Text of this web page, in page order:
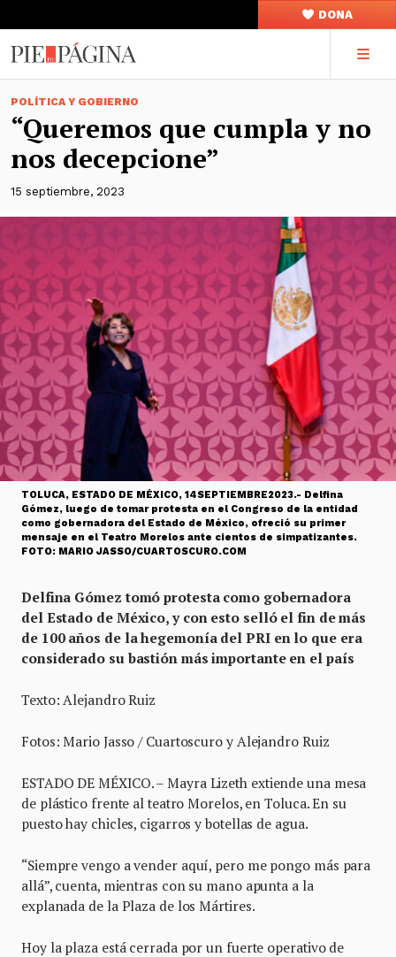
DONA
POLÍTICA Y GOBIERNO
“Queremos que cumpla y no
nos decepcione”
15 septiembre, 2023
TOLUCA, ESTADO DE MÉXICO, 14SEPTIEMBRE2023.- Delfina
Gómez, luego de tomar protesta en el Congreso de la entidad
como gobernadora del Estado de México, ofreció su primer
mensaje en el Teatro Morelos ante cientos de simpatizantes.
FOTO: MARIO JASSO/CUARTOSCURO.COM
Delfina Gómez tomó protesta como gobernadora
del Estado de México, y con esto selló el fin de más
de 100 años de la hegemonía del PRI en lo que era
considerado su bastión más importante en el país
Texto: Alejandro Ruiz
Fotos: Mario Jasso / Cuartoscuro y Alejandro Ruiz
ESTADO DE MÉXICO. – Mayra Lizeth extiende una mesa
de plástico frente al teatro Morelos, en Toluca. En su
puesto hay chicles, cigarros y botellas de agua.
“Siempre vengo a vender aquí, pero me pongo más para
allá”, cuenta, mientras con su mano apunta a la
explanada de la Plaza de los Mártires.
Hoy la plaza está cerrada por un fuerte operativo de